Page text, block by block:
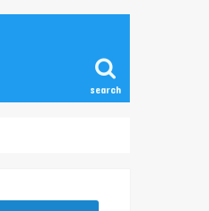
search